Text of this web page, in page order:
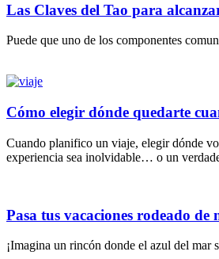
Las Claves del Tao para
Puede que uno de los componentes
Cómo elegir dónde quedarte
Cuando planifico un viaje, elegir dónde
experiencia sea inolvidable… o un
Pasa tus vacaciones rodeado
¡Imagina un rincón donde el azul del mar